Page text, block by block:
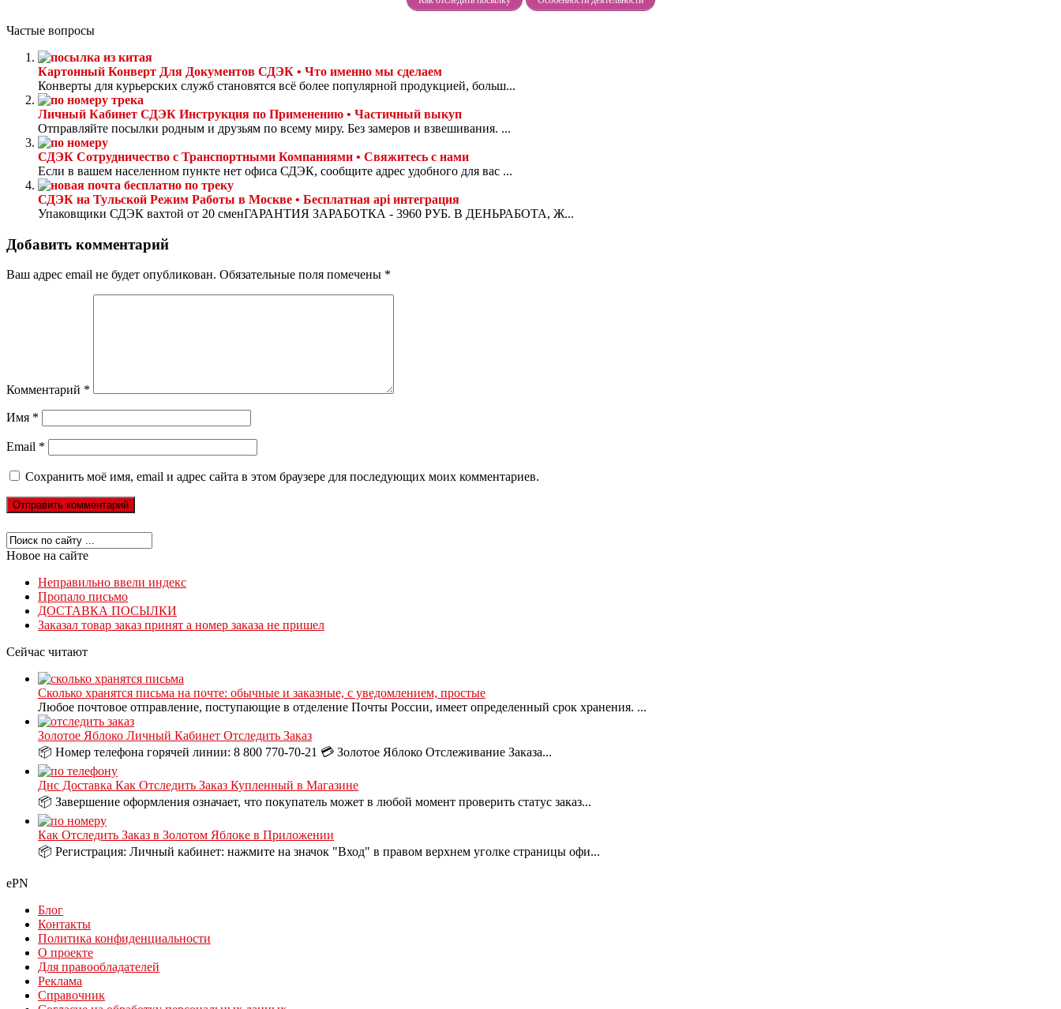
Частые вопросы
Картонный Конверт Для Документов СДЭК • Что именно мы сделаем
Конверты для курьерских служб становятся всё более популярной продукцией, больш...
Личный Кабинет СДЭК Инструкция по Применению • Частичный выкуп
Отправляйте посылки родным и друзьям по всему миру. Без замеров и взвешивания. ...
СДЭК Сотрудничество с Транспортными Компаниями • Свяжитесь с нами
Если в вашем населенном пункте нет офиса СДЭК, сообщите адрес удобного для вас ...
СДЭК на Тульской Режим Работы в Москве • Бесплатная api интеграция
Упаковщики СДЭК вахтой от 20 сменГАРАНТИЯ ЗАРАБОТКА - 3960 РУБ. В ДЕНЬРАБОТА, Ж...
Добавить комментарий
Ваш адрес email не будет опубликован. Обязательные поля помечены *
Комментарий *
Имя *
Email *
Сохранить моё имя, email и адрес сайта в этом браузере для последующих моих комментариев.
Новое на сайте
Неправильно ввели индекс
Пропало письмо
ДОСТАВКА ПОСЫЛКИ
Заказал товар заказ принят а номер заказа не пришел
Сейчас читают
Сколько хранятся письма на почте: обычные и заказные, с уведомлением, простые
Любое почтовое отправление, поступающие в отделение Почты России, имеет определенный срок хранения. ...
Золотое Яблоко Личный Кабинет Отследить Заказ
📦 Номер телефона горячей линии: 8 800 770-70-21 💳 Золотое Яблоко Отслеживание Заказа...
Днс Доставка Как Отследить Заказ Купленный в Магазине
📦 Завершение оформления означает, что покупатель может в любой момент проверить статус заказ...
Как Отследить Заказ в Золотом Яблоке в Приложении
📦 Регистрация: Личный кабинет: нажмите на значок "Вход" в правом верхнем уголке страницы офи...
ePN
Блог
Контакты
Политика конфиденциальности
О проекте
Для правообладателей
Реклама
Справочник